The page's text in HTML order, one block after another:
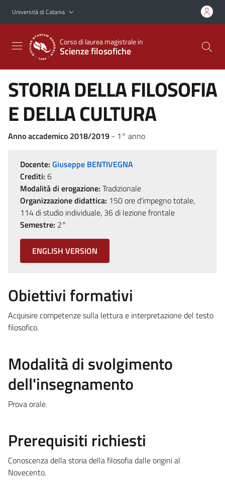
Vai al contenuto principale
Vai al menu di navigazione
Università di Catania
Corso di laurea magistrale in
Scienze filosofiche
STORIA DELLA FILOSOFIA
E DELLA CULTURA
Anno accademico 2018/2019 - 1° anno
Docente: Giuseppe BENTIVEGNA
Crediti: 6
Modalità di erogazione: Tradizionale
Organizzazione didattica: 150 ore d'impegno totale,
114 di studio individuale, 36 di lezione frontale
Semestre: 2°
ENGLISH VERSION
Obiettivi formativi
Acquisire competenze sulla lettura e interpretazione del testo
filosofico.
Modalità di svolgimento
dell'insegnamento
Prova orale.
Prerequisiti richiesti
Conoscenza della storia della filosofia dalle origini al
Novecento.